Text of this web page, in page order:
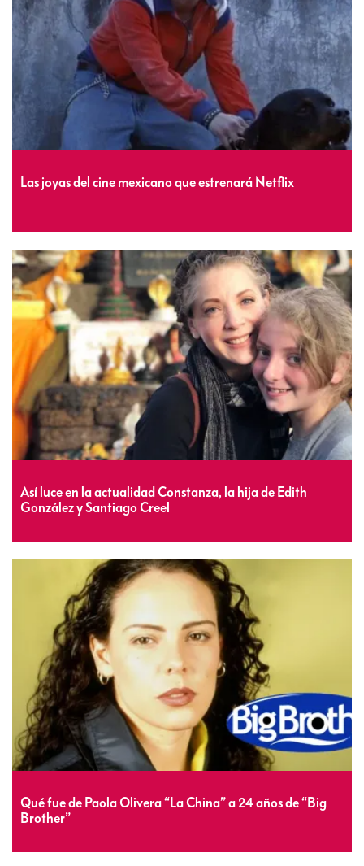
Las joyas del cine mexicano que estrenará Netflix
Así luce en la actualidad Constanza, la hija de Edith
González y Santiago Creel
Qué fue de Paola Olivera “La China” a 24 años de “Big
Brother”